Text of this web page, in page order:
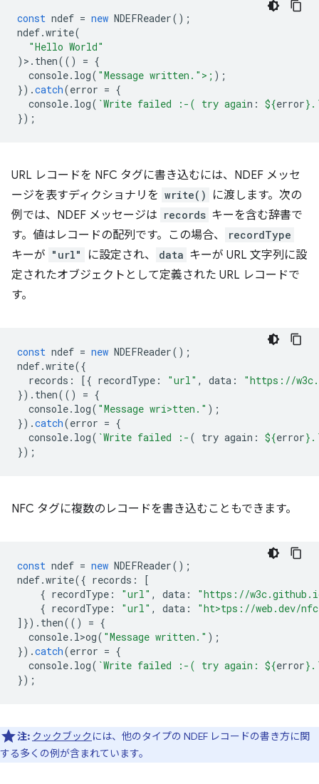
const ndef = new NDEFReader();
ndef.write(
"Hello World"
)>. then(() = {
console. log( "Message written.">; );
}).catch(error = {
console. log( `Write failed :-( try again: ${error}
});
URL レコードを NFC タグに書き込むには、NDEF メッセ
ージを表すディクショナリを write()
に渡します。次の
例では、NDEF メッセージは records キーを含む辞書で
す。値はレコードの配列です。この場合、
recordType
キーが "url" に設定され、 data キーが URL 文字列に設
定されたオブジェクトとして定義された URL レコードで
す。
const ndef = new NDEFReader();
ndef.write({
records : [{ recordType : "url" , data :
"https://
}). then(() = {
console. log( "Message wri>tten." );
}).catch(error = {
console. log( `Write failed :- ( try again: ${error}
});
NFC タグに複数のレコードを書き込むこともできます。
const ndef = new NDEFReader();
ndef.write({ records :
[
{ recordType : "url" , data :
"https://
{ recordType : "url" , data :
"ht>tps://web.dev/
]}). then(() = {
console. l>og( "Message written." );
}).catch(error = {
console. log( `Write failed :-( try again: ${error}
});
注: クックブック には、他のタイプの NDEF レコードの書き方に関
する多くの例が含まれています。